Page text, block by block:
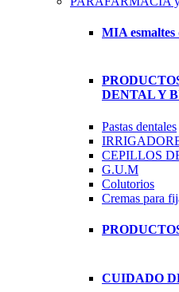
MIA esmaltes
DENTAL Y
Pastas dentales
CEPILLOS
G.U.M
Colutorios
Cremas para
CUIDADO